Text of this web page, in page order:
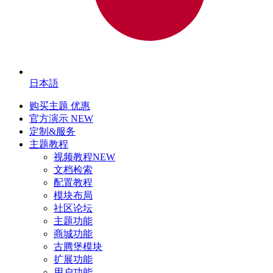
日本語
购买主题 优惠
官方演示 NEW
定制&服务
主题教程
视频教程NEW
文档检索
配置教程
模块布局
社区论坛
主题功能
商城功能
古腾堡模块
扩展功能